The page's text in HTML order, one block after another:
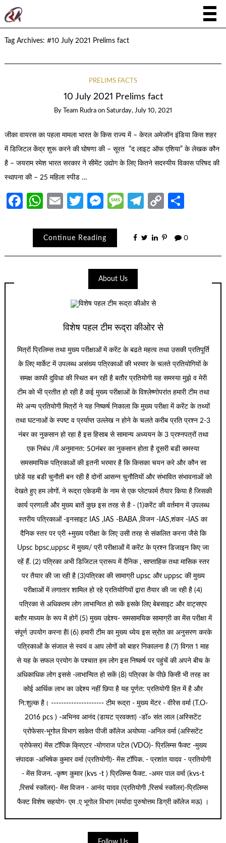
Tag Archives: #10 July 2021 Prelims fact
PRELIMS FACTS
10 July 2021 Prelims fact
By Team Rudra on Saturday, July 10, 2021
जीका वायरस का पहला मामला भारत के किस राज्य में – केरल अमेजॉन इंडिया किस शहर
में डिजिटल केंद्र शुरू करने की घोषणा की – सूरत “द लाइट ऑफ एशिया” के लेखक कौन
है – जयराम रमेश भारत सरकार ने सीमेंट उद्योग के लिए कितने सदस्यीय विकास परिषद की
स्थापना की – 25 महिला स्पीड …
Facebook
WhatsApp
EmailTwitter
Messenger
Message
Telegram
Copy
Continue Reading 0
About Us
विशेष पहल टीम रूद्रा कीओर से
मित्रों प्रिलिम्स तथा मुख्य परीक्षाओं में करेंट के बढते महत्व तथा उसकी प्रतिपूर्ति
के लिए मार्केट में उपलब्ध असंख्य पत्रिकाओं की भरमार के चलते प्रतियोगियों के
समक्ष काफी दुविधा की स्थित बन रही है बतौर प्रतियोगी यह समस्या मुझे व मेरी
टीम को भी प्रतीत हो रही है कई मुख्य परीक्षाओं के विश्लेष्णोपरांत हमारी टीम तथा
मेरे अन्य प्रतियोगी मित्रों ने यह निष्कर्ष निकाला कि मुख्य परीक्षा में करेंट के तथ्यों
तथा घटनाओं के स्पष्ट व प्रर्याप्त उल्लेख न होने के चलते करीब प्रति प्रश्न 2-3
नंबर का नुकसान हो रहा है इस हिसाब से सामान्य अध्ययन के 3 प्रश्नपत्रों तथा
एक निबंध /में अनुमानत: 50नंबर का नुकसान होता है दूसरी बडी समस्या
समसमायिक पत्रिकाओं की इतनी भरमार है कि किसका चयन करे और कौन सा
छोडें यह बडी चुनौती बन रही है दोनों आसन्न चुनौतियों और संभावित संभावनाओं को
देखते हुए हम लोगों. ने रूद्रा एकेडमी के नाम से एक प्लेटफार्म तैयार किया है जिसकी
कार्य प्रणाली और मुख्य बातें कुछ इस तरह से है - (1)करेंट की वर्तमान में उपलब्ध
स्तरीय पत्रिकाओं -इनसाइट IAS ,IAS -BABA ,विजन -IAS,शंकर -IAS का
दैनिक स्तर पर प्री +मुख्य परीक्षा के लिए उसी तरह से संकलित करना जैसे कि
Upsc bpsc,uppsc में मुख्य/ प्री परीक्षाओं में करेंट के प्रश्न डिजाइन किए जा
रहें हैं. (2) पत्रिका अभी डिजिटल प्रारूप में दैनिक , साप्ताहिक तथा मासिक स्तर
पर तैयार की जा रही है (3)पत्रिका की सामाग्री upsc और uppsc की मुख्य
परीक्षाओं में लगातार शामिल हो रहे प्रतियोगियों द्वारा तैयार की जा रही है (4)
पत्रिका से अधिकतम लोग लाभान्वित हो सकें इसके लिए बेबसाइट और वाट्सएप
बतौर माध्यम के रूप में होगें (5) मुख्य उद्देश्य- समसामयिक सामाग्री का मेंस परीक्षा में
संपूर्ण उपयोग करना हैl (6) हमारी टीम का मुख्य ध्येय इस स्रोत का अनुसरण करके
पत्रिकाओं के संजाल से स्वयं व आप लोगों को बाहर निकालना है (7) विगत 1 माह
से यह के सफल प्रयोग के पश्चात हम लोग इस निष्कर्ष पर पहुंचें की अपने बीच के
अधिकाधिक लोग इससे -लाभान्वित हो सकें (8) पत्रिका के पीछे किसी भी तरह का
कोई आर्थिक लाभ का उद्देश्य नहीं छिपा है यह पूर्णत: प्रतियोगी हित में है और
नि:शुल्क है। --------------------- टीम रूद्रा - मुख्य मेंटर - वीरेेस वर्मा (T.O-
2016 pcs ) -अभिनव आनंद (डायट प्रवक्ता) -डॉ० संत लाल (अस्सिटेंट
प्रोफेसर-भूगोल विभाग साकेत पीजी कॉलेज अयोघ्या -अनिल वर्मा (अस्सिटेंट
प्रोफेसर) मेंस टॉपिक क्रिएटर -योगराज पटेल (VDO)- प्रिलिम्स फैक्ट -मुख्य
संपादक -अभिषेक कुमार वर्मा (प्रतियोगी)- मेंस टॉपिक. - प्रशांत यादव - प्रतियोगी
- मेंस विजन. -कृष्ण कुमार (kvs -t ) प्रिलिम्स फैक्ट. -अमर पाल वर्मा (kvs-t
,रिसर्च स्कॉलर)- मेंस विजन - आनंद यादव (प्रतियोगी ,रिसर्च स्कॉलर)-प्रिलिम्स
फैक्ट विशेष सहयोग- एम .ए भूगोल विभाग (मर्यादा पुरुषोत्तम डिग्री कॉलेज मऊ) ।